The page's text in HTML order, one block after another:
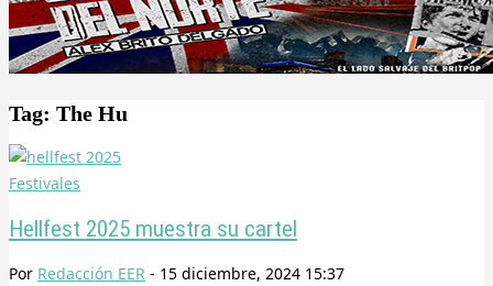
Tag: The Hu
Festivales
Hellfest 2025 muestra su cartel
Por Redacción EER - 15 diciembre, 2024 15:37